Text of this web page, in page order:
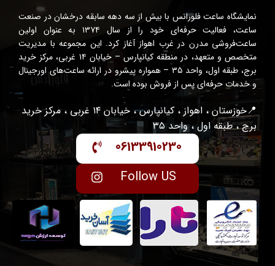
نمایشگاه ساعت فلورانس با بیش از سه دهه سابقه درخشان در صنعت
ساعت، فعالیت حرفه‌ای خود را از سال ۱۳۷۴ به عنوان اولین
ساعت‌فروشی مدرن در غرب اهواز آغاز کرد. این مجموعه با مدیریت
متخصص و متعهد، در منطقه کیانپارس – خیابان ۱۴ غربی، مرکز خرید
برج، طبقه اول، واحد ۳۵ – همواره پیشرو در ارائه ساعت‌های اورجینال
و خدمات حرفه‌ای پس از فروش بوده است.
📍خوزستان ، اهواز ، کیانپارس ، خیابان ۱۴ غربی ، مرکز خرید
برج ، طبقه اول ، واحد ۳۵
06133910230
Follow US